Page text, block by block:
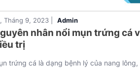
Tháng 9, 2023 | Admin
nhân nổi mụn trứng cá
trị
trứng cá là dạng bệnh lý của nang lông,